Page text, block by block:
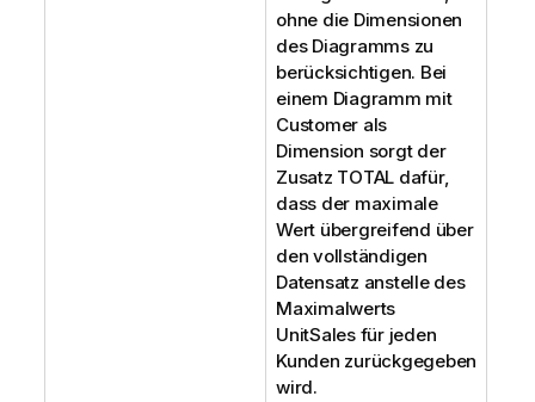
ohne die Dimensionen
des Diagramms zu
berücksichtigen. Bei
einem Diagramm mit
Customer als
Dimension sorgt der
Zusatz TOTAL dafür,
dass der maximale
Wert übergreifend über
den vollständigen
Datensatz anstelle des
Maximalwerts
UnitSalesfür jeden
Kunden zurückgegeben
wird.